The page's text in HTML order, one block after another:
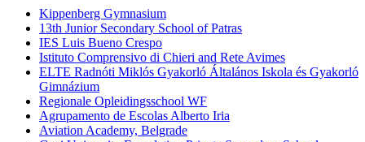
Kippenberg Gymnasium
13th Junior Secondary School of Patras
IES Luis Bueno Crespo
Istituto Comprensivo di Chieri and Rete Avimes
ELTE Radnóti Miklós Gyakorló Általános Iskola és Gyakorló
Gimnázium
Regionale Opleidingsschool WF
Agrupamento de Escolas Alberto Iria
Aviation Academy, Belgrade